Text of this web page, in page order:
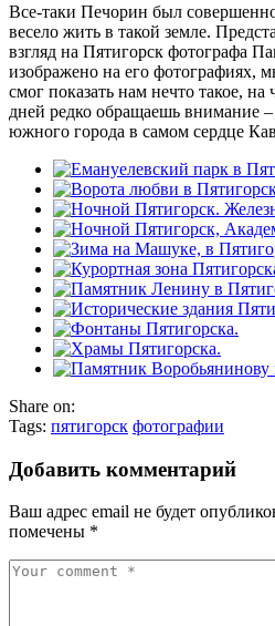
Все-таки Печорин был совершенно
весело жить в такой земле.
взгляд на Пятигорск фотографа
изображено на его фотографиях,
смог показать нам нечто такое, на
дней редко обращаешь внимание
южного города в самом сердце
Share on:
Tags: пятигорск фотографии
Добавить комментарий
Ваш адрес email не будет
помечены *